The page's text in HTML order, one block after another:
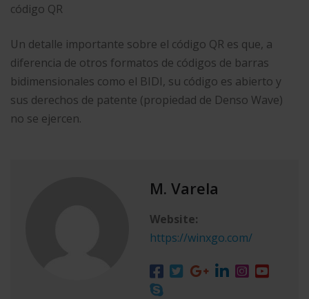
código QR
Un detalle importante sobre el código QR es que, a
diferencia de otros formatos de códigos de barras
bidimensionales como el BIDI, su código es abierto y
sus derechos de patente (propiedad de Denso Wave)
no se ejercen.
M. Varela
Website:
https://winxgo.com/